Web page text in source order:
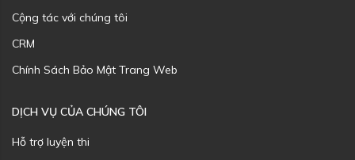
Cộng tác với chúng tôi
CRM
Chính Sách Bảo Mật Trang Web
DỊCH VỤ CỦA CHÚNG TÔI
Hỗ trợ luyện thi